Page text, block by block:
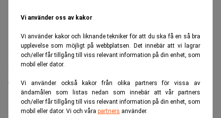
Vi använder oss av kakor
Vi använder kakor och liknande tekniker för att du ska få en så bra
upplevelse som möjligt på webbplatsen. Det innebär att vi lagrar
och/eller får tillgång till viss relevant information på din enhet, som
mobil eller dator.
Vi använder också kakor från olika partners för vissa av
ändamålen som listas nedan som innebär att vår partners
och/eller får tillgång till viss relevant information på din enhet, som
mobil eller dator. Vi och våra partners använder.
Uppsala-baserade techbolaget Dirac får TIN Fonder och
H&M-familjen-anknuten DIG Investments som nya
delägare efter en ny kapitalrunda om 150 miljoner kronor.
Kapitalanskaffningen mostvarar en värdering om 1,2
miljarder kronor. Det rapporterar Finwire, med hänvisning